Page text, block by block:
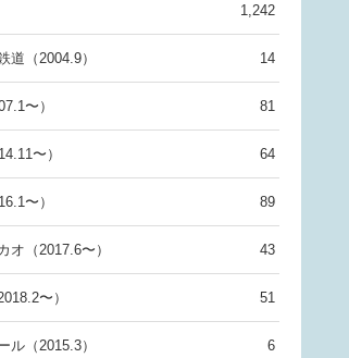
1,242
道（2004.9） 14
〜） 81
〜） 64
〜） 89
オ（2017.6〜） 43
〜） 51
ル（2015.3） 6